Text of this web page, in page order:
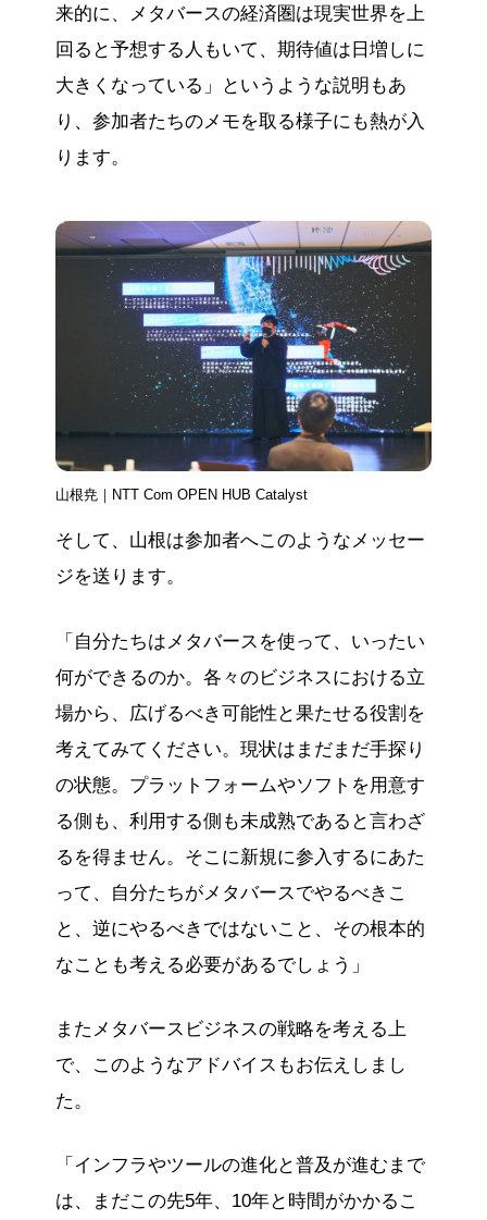
来的に、メタバースの経済圏は現実世界を上
回ると予想する人もいて、期待値は日増しに
大きくなっている」というような説明もあ
り、参加者たちのメモを取る様子にも熱が入
ります。
山根尭｜NTT Com OPEN HUB Catalyst
そして、山根は参加者へこのようなメッセー
ジを送ります。
「自分たちはメタバースを使って、いったい
何ができるのか。各々のビジネスにおける立
場から、広げるべき可能性と果たせる役割を
考えてみてください。現状はまだまだ手探り
の状態。プラットフォームやソフトを用意す
る側も、利用する側も未成熟であると言わざ
るを得ません。そこに新規に参入するにあた
って、自分たちがメタバースでやるべきこ
と、逆にやるべきではないこと、その根本的
なことも考える必要があるでしょう」
またメタバースビジネスの戦略を考える上
で、このようなアドバイスもお伝えしまし
た。
「インフラやツールの進化と普及が進むまで
は、まだこの先5年、10年と時間がかかるこ